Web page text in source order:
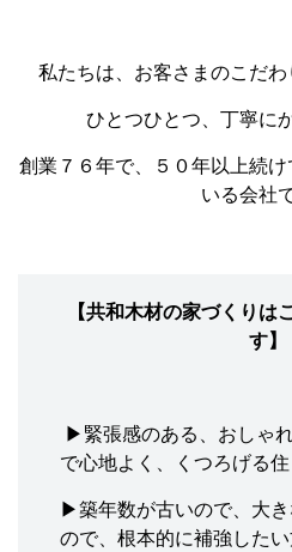
私たちは、お客さまのこだわ
ひとつひとつ、丁寧に
創業７６年で、５０年以上続
いる会社
【共和木材の家づくりは
す】
▶緊張感のある、おしゃ
で心地よく、くつろげる住
▶築年数が古いので、大
ので、根本的に補強したい